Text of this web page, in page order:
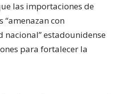
las importaciones de
con
nacional” estadounidense
para fortalecer la